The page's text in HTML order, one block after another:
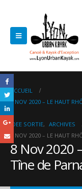
ACCUEIL
8 NOV 2020 – LE HAUT
IDEE SORTIE, ARCHIVES
8 NOV 2020 – LE HAUT
8 Nov 2020
Tîne de